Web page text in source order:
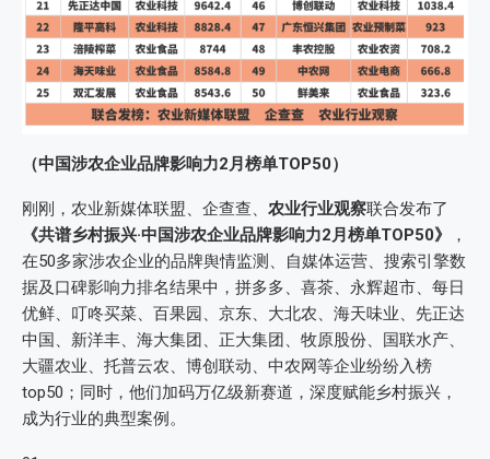
（中国涉农企业品牌影响力2月榜单TOP50）
刚刚，农业新媒体联盟、企查查、 农业行业观察联合发布了
《共谱乡村振兴·中国涉农企业品牌影响力2月榜单TOP50》
，
在50多家涉农企业的品牌舆情监测、自媒体运营、搜索引擎数
据及口碑影响力排名结果中，拼多多、喜茶、永辉超市、每日
优鲜、叮咚买菜、百果园、京东、大北农、海天味业、先正达
中国、新洋丰、海大集团、正大集团、牧原股份、国联水产、
大疆农业、托普云农、博创联动、中农网等企业纷纷入榜
top50；同时，他们加码万亿级新赛道，深度赋能乡村振兴，
成为行业的典型案例。